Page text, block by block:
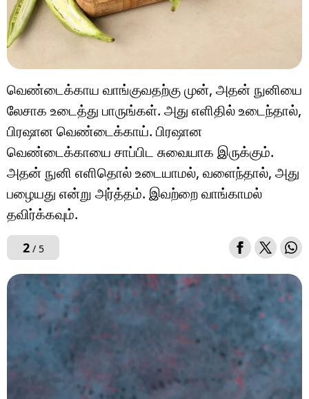
வெண்டைக்காய வாங்குவதற்கு முன், அதன் நுனியை
லேசாக உடைத்து பாருங்கள். அது எளிதில் உடைந்தால்,
பிரஷான வெண்டைக்காய். பிரஷான
வெண்டைக்காயை சாப்பிட சுவையாக இருக்கும்.
அதன் நுனி எளிதொல் உடையாமல், வளைந்தால், அது
பழையது என்று அர்த்தம். இவற்றை வாங்காமல்
தவிர்க்கவும்.
2/ 5